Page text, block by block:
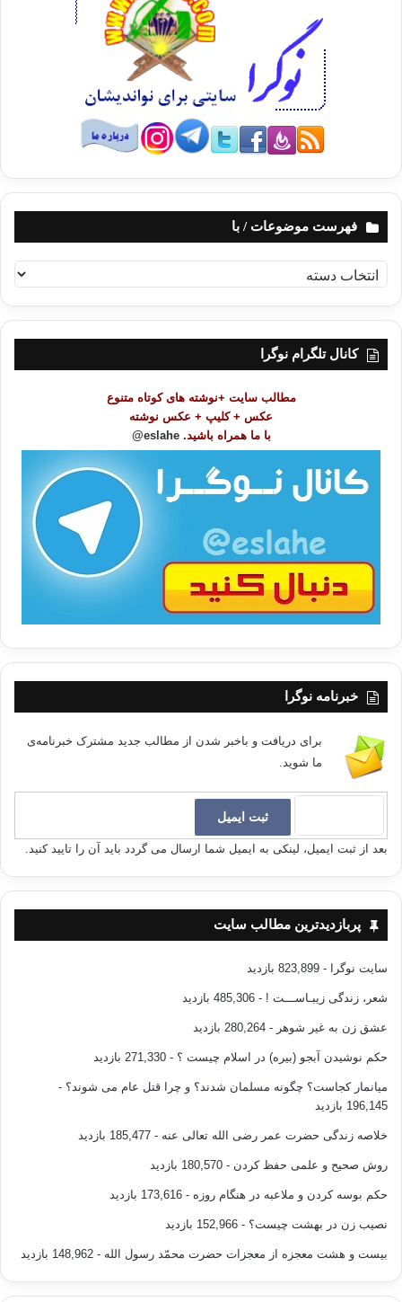
فهرست موضوعات / با
ه
ر
کانال تلگرام نوگرا
مطالب سایت +نوشته های کوتاه متنوع
عکس + کلیپ + عکس نوشته
با ما همراه باشید. eslahe@
خبرنامه نوگرا
برای دریافت و باخبر شدن از مطالب جدید مشترک خبرنامه‌ی
ما شوید.
بعد از ثبت ایمیل، لینکی به ایمیل شما ارسال می گردد باید آن را تایید کنید.
پربازدیدترین مطالب سایت
سایت نوگرا - 823,899 بازدید
شعر، زندگی زیبـاســـت ! - 485,306 بازدید
عشق زن به غیر شوهر - 280,264 بازدید
حکم نوشیدن آبجو (بیره) در اسلام چیست ؟ - 271,330 بازدید
میانمار کجاست؟ چگونه مسلمان شدند؟ و چرا قتل عام می شوند؟ -
196,145 بازدید
خلاصه زندگی حضرت عمر رضی الله تعالی عنه - 185,477 بازدید
روش صحیح و علمی حفظ کردن - 180,570 بازدید
حکم بوسه کردن و ملاعبه در هنگام روزه - 173,616 بازدید
نصیب زن در بهشت چیست؟ - 152,966 بازدید
بیست و هشت معجزه از معجزات حضرت محمّد رسول الله - 148,962 بازدید